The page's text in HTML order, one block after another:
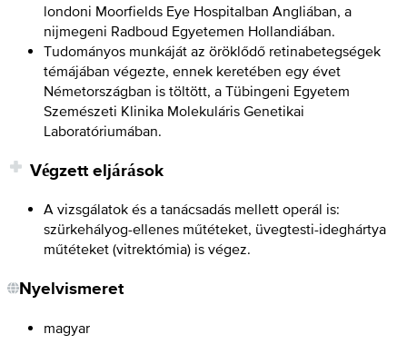
londoni Moorfields Eye Hospitalban Angliában, a
nijmegeni Radboud Egyetemen Hollandiában.
Tudományos munkáját az öröklődő retinabetegségek
témájában végezte, ennek keretében egy évet
Németországban is töltött, a Tübingeni Egyetem
Szemészeti Klinika Molekuláris Genetikai
Laboratóriumában.
Végzett eljárások
A vizsgálatok és a tanácsadás mellett operál is:
szürkehályog-ellenes műtéteket, üvegtesti-ideghártya
műtéteket (vitrektómia) is végez.
Nyelvismeret
magyar